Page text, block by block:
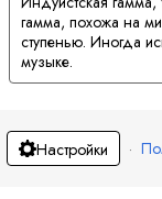
гамма, похожа на
ступенью. Иногда
музыке.
Настройки ·